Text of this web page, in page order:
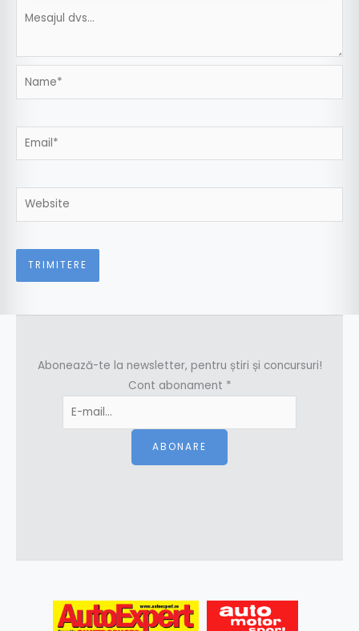
Name*
Email*
Website
Abonează-te la newsletter, pentru știri și concursuri!
Cont abonament *
ABONARE